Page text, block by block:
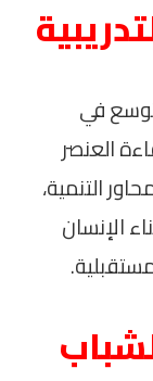
في
العنصر
التنمية،
الإنسان